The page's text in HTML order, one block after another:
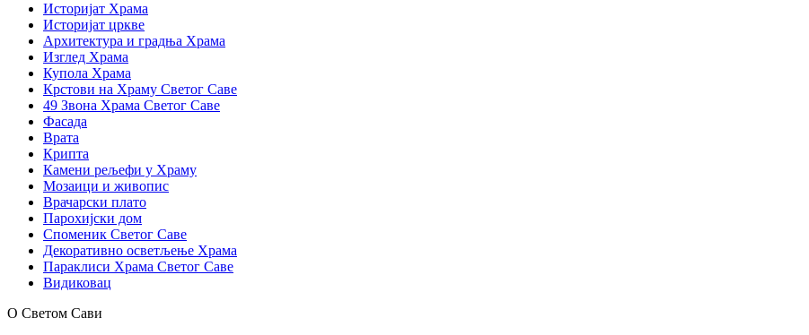
Историјат Храма
Историјат цркве
Архитектура и градња Храма
Изглед Храма
Купола Храма
Крстови на Храму Светог Саве
49 Звона Храма Светог Саве
Фасада
Врата
Крипта
Камени рељефи у Храму
Мозаици и живопис
Врачарски плато
Парохијски дом
Споменик Светог Саве
Декоративно осветљење Храма
Параклиси Храма Светог Саве
Видиковац
О Светом Сави